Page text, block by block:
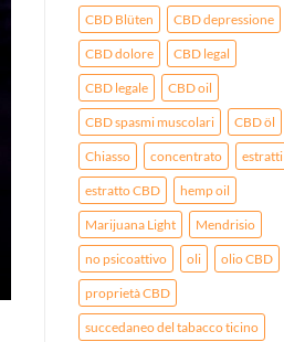
CBD Blüten CBD depressione
CBD dolore CBD legal
CBD legale CBD oil
CBD spasmi muscolari CBD öl
Chiasso concentrato estratti
estratto CBD hemp oil
Marijuana Light Mendrisio
no psicoattivo oli olio CBD
proprietà CBD
succedaneo del tabacco ticino